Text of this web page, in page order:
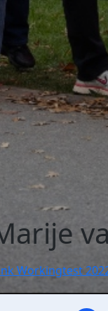
Workingtest